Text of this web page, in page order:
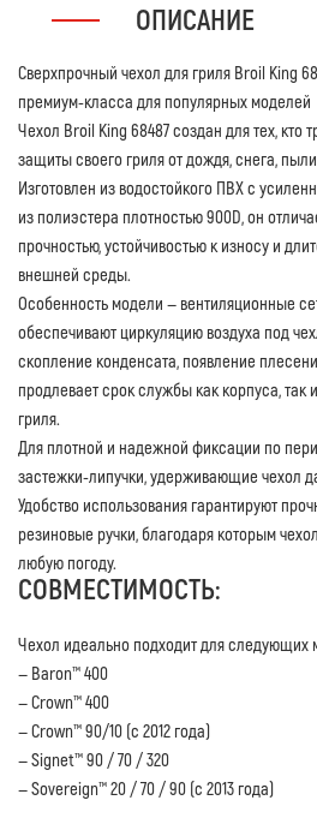
ОПИСАНИЕ
Сверхпрочный чехол для гриля Broil King
премиум-класса для популярных моделей
Чехол Broil King 68487 создан для тех, кто
защиты своего гриля от дождя, снега,
Изготовлен из водостойкого ПВХ с
из полиэстера плотностью 900D, он
прочностью, устойчивостью к износу и
внешней среды.
Особенность модели — вентиляционные
обеспечивают циркуляцию воздуха под
скопление конденсата, появление
продлевает срок службы как корпуса, так
гриля.
Для плотной и надежной фиксации по
застежки-липучки, удерживающие чехол
Удобство использования гарантируют
резиновые ручки, благодаря которым
любую погоду.
СОВМЕСТИМОСТЬ:
Чехол идеально подходит для следующих
— Baron™ 400
— Crown™ 400
— Crown™ 90/10 (с 2012 года)
— Signet™ 90 / 70 / 320
— Sovereign™ 20 / 70 / 90 (с 2013 года)